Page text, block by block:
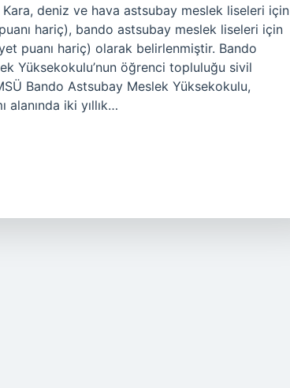
deniz ve hava astsubay meslek liseleri için
hariç), bando astsubay meslek liseleri için
puanı hariç) olarak belirlenmiştir. Bando
Yüksekokulu’nun öğrenci topluluğu sivil
Bando Astsubay Meslek Yüksekokulu,
alanında iki yıllık…